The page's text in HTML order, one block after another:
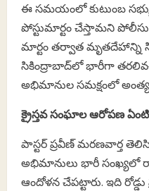
ఈ సమయంలో కుటుంబ
పోస్టుమార్టం చేస్తామని
మార్టం తర్వాత మృతదేహాన్ని
సికింద్రాబాద్‌లో భారీగా
అభిమానుల సమక్షంలో
క్రైస్తవ సంఘాల ఆరోపణ
పాస్టర్ ప్రవీణ్ మరణవార్త
అభిమానులు భారీ సంఖ్యలో
ఆందోళన చేపట్టారు. ఇది